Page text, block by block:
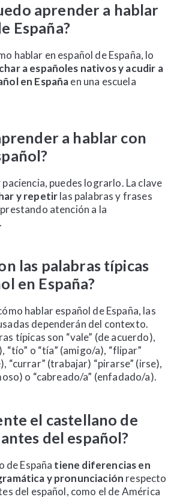
aprender a hablar
España?
hablar en español de España, lo
a españoles nativos y acudir a
en Españaen una escuela
a hablar con
puedes lograrlo. La clave
y repetirlas palabras y frases
atención a la
las palabras típicas
en España?
hablar español de España, las
dependerán del contexto.
típicas son “vale” (de acuerdo),
“tío” o “tía” (amigo/a), “flipar”
“currar” (trabajar) “pirarse” (irse),
o “cabreado/a” (enfadado/a).
el castellano de
del español?
de España tiene diferencias en
y pronunciación respecto
del español, como el de América